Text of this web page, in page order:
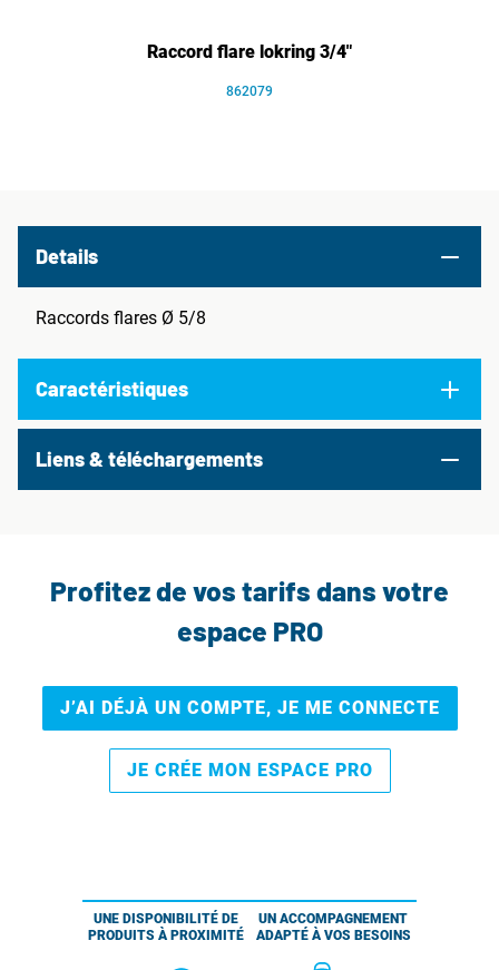
Raccord flare lokring 3/4"
862079
Details
Raccords flares Ø 5/8
Caractéristiques
Liens & téléchargements
Profitez de vos tarifs dans votre
espace PRO
J’AI DÉJÀ UN COMPTE, JE ME CONNECTE
JE CRÉE MON ESPACE PRO
UNE DISPONIBILITÉ DE
PRODUITS À PROXIMITÉ
UN ACCOMPAGNEMENT
ADAPTÉ À VOS BESOINS